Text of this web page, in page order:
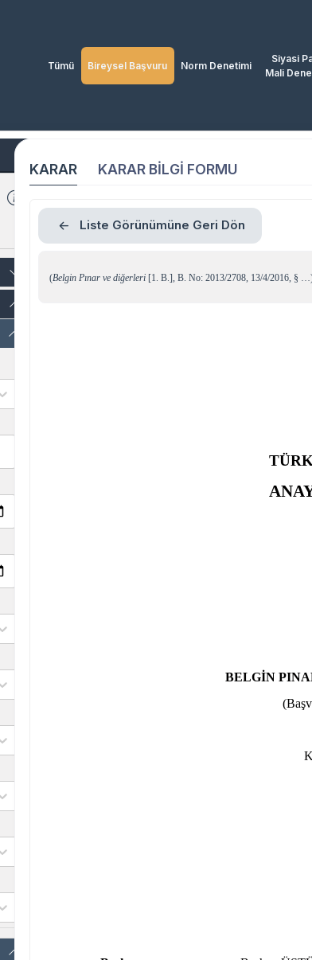
Tümü Bireysel Başvuru Norm Denetimi
Siyasi
Mali
KARAR KARAR BİLGİ FORMU
Liste Görünümüne Geri Dön
(Belgin Pınar ve diğerleri [1. B.], B. No: 2013/2708, 13/4/2016, § …